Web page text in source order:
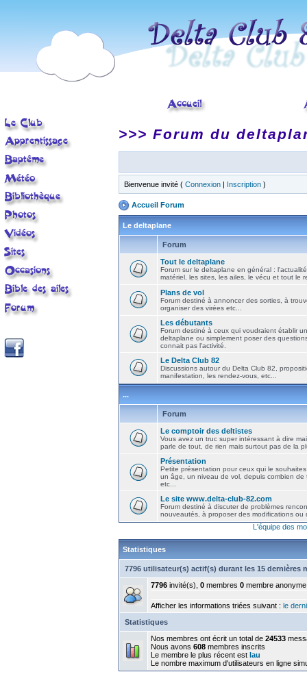
>>> Forum du
Bienvenue invité ( Connexion | Inscription )
Accueil Forum
Le deltaplane
Forum
Tout le deltaplane
Forum sur le deltaplane en général :
matériel, les sites, les ailes, le vécu et tout le
Plans de vol
Forum destiné à annoncer des sorties, à
organiser des virées etc...
Les débutants
Forum destiné à ceux qui voudraient établir
deltaplane ou simplement poser des
connait pas l'activité.
Le Delta Club 82
Discussions autour du Delta Club 82,
manifestation, les rendez-vous, etc...
...
Forum
Le comptoir des deltistes
Vous avez un truc super intéressant à dire
parle de tout, de rien mais surtout pas de la
Présentation
Petite présentation pour ceux qui le
un âge, un niveau de vol, depuis combien de
etc...
Le site www.delta-club-82.com
Forum destiné à discuter de problèmes
nouveautés, à proposer des modifications ou
L'équipe des
Statistiques
7796 utilisateur(s) actif(s) durant les 15 dernières
7796 invité(s), 0 membres 0 membre anonyme
Afficher les informations triées suivant : le
Statistiques
Nos membres ont écrit un total de 24533
Nous avons 608 membres inscrits
Le membre le plus récent est lau
Le nombre maximum d'utilisateurs en ligne